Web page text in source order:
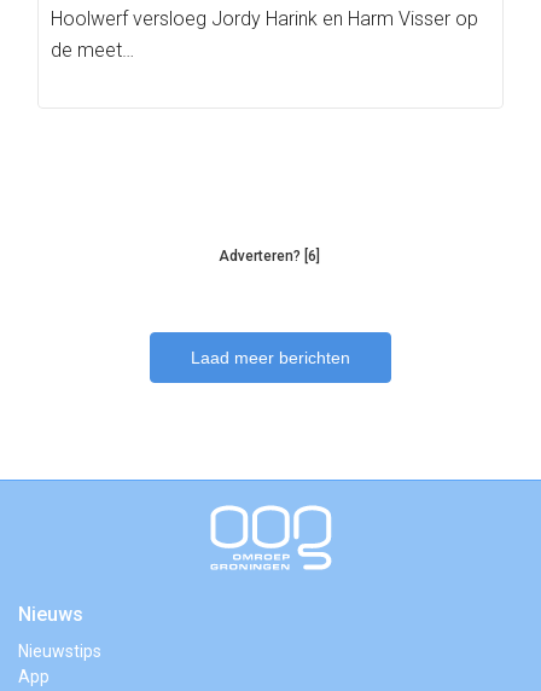
Hoolwerf versloeg Jordy Harink en Harm Visser op
de meet…
Adverteren? [6]
Laad meer berichten
Nieuws
Nieuwstips
App